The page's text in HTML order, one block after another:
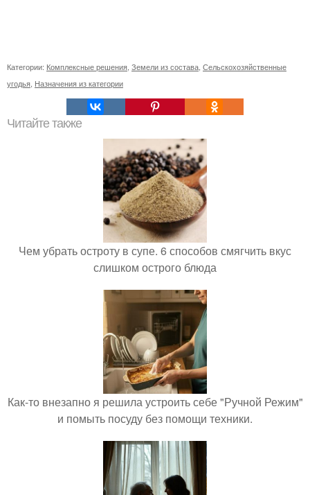
Категории: Комплексные решения Земели из состава Сельскохозяйственные
угодья Назначения из категории
Читайте также
Чем убрать остроту в супе. 6 способов смягчить вкус
слишком острого блюда
Как-то внезапно я решила устроить себе "Ручной Режим"
и помыть посуду без помощи техники.